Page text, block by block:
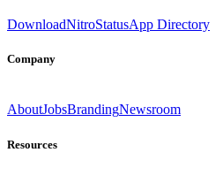
DownloadNitroStatusApp Directory
Company
AboutJobsBrandingNewsroom
Resources